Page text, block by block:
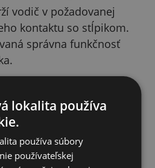
vodič v požadovanej
kontaktu so stĺpikom.
správna funkčnosť
je ideálny pre
Využijete ho ako pri
tak pri jeho
lokalita používa
používa súbory
používateľskej